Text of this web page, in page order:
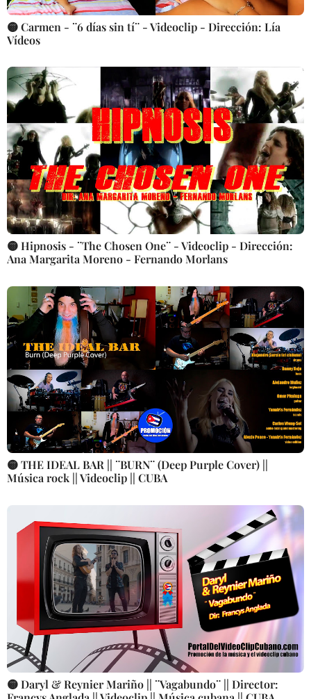
🟡 Carmen - ¨6 días sin tí¨ - Videoclip - Dirección: Lía
Vídeos
🟡 Hipnosis - ¨The Chosen One¨ - Videoclip - Dirección:
Ana Margarita Moreno - Fernando Morlans
🟡 THE IDEAL BAR || ¨BURN¨ (Deep Purple Cover) ||
Música rock || Videoclip || CUBA
🟡 Daryl & Reynier Mariño || ¨Vagabundo¨ || Director: